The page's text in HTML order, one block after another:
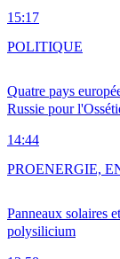
15:17
Quatre pays
Russie pour
14:44
POLITIQUE
Panneaux solaires
polysilicium
PROENERGIE,